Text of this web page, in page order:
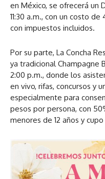
en México, se ofrecerá un
11:30 a.m., con un costo
con impuestos incluidos.
Por su parte, La Concha
ya tradicional Champagne
2:00 p.m., donde los
en vivo, rifas, concursos y
especialmente para
pesos por persona, con
menores de 12 años y